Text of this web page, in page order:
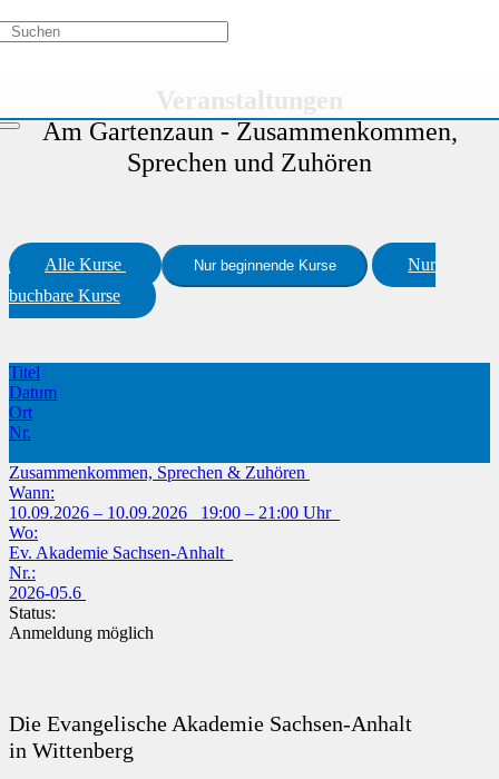
Aktivitätstypen /Veranstaltungsreihe
Zusammenkommen, Sprechen und Zuhören
Am Gartenzaun - Zusammenkommen,
Sprechen und Zuhören
Alle Kurse Nur beginnende Kurse
Nur
buchbare Kurse
Titel
Datum
Ort
Nr.
Zusammenkommen, Sprechen & Zuhören
Wann:
10.09.2026 – 10.09.2026 19:00 – 21:00 Uhr
Wo:
Ev. Akademie Sachsen-Anhalt
Nr.:
2026-05.6
Status:
Anmeldung möglich
Die Evangelische Akademie Sachsen-Anhalt
in Wittenberg